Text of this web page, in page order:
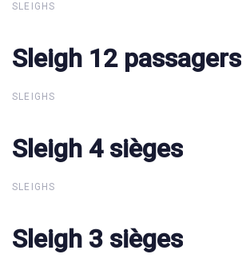
SLEIGHS
Sleigh 12 passagers
Sleigh 12 passagers
SLEIGHS
Sleigh 4 sièges
Sleigh 4 sièges
SLEIGHS
Sleigh 3 sièges
Sleigh 3 sièges